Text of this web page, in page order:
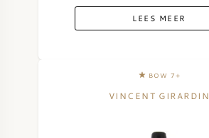
LEES MEER
BOW 7+
VINCENT GIRARDIN